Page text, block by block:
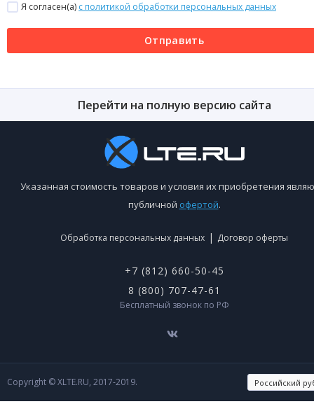
Я согласен(a) с политикой обработки персональных данных
Отправить
Перейти на полную версию сайта
Указанная стоимость товаров и условия их приобретения
публичной офертой.
Обработка персональных данных | Договор оферты
+7 (812) 660-50-45
8 (800) 707-47-61
Бесплатный звонок по РФ
Copyright © XLTE.RU, 2017-2019.